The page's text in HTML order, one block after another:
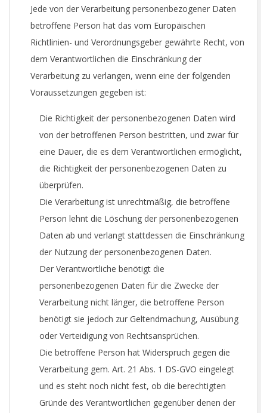
Jede von der Verarbeitung personenbezogener Daten
betroffene Person hat das vom Europäischen
Richtlinien- und Verordnungsgeber gewährte Recht, von
dem Verantwortlichen die Einschränkung der
Verarbeitung zu verlangen, wenn eine der folgenden
Voraussetzungen gegeben ist:
Die Richtigkeit der personenbezogenen Daten wird
von der betroffenen Person bestritten, und zwar für
eine Dauer, die es dem Verantwortlichen ermöglicht,
die Richtigkeit der personenbezogenen Daten zu
überprüfen.
Die Verarbeitung ist unrechtmäßig, die betroffene
Person lehnt die Löschung der personenbezogenen
Daten ab und verlangt stattdessen die Einschränkung
der Nutzung der personenbezogenen Daten.
Der Verantwortliche benötigt die
personenbezogenen Daten für die Zwecke der
Verarbeitung nicht länger, die betroffene Person
benötigt sie jedoch zur Geltendmachung, Ausübung
oder Verteidigung von Rechtsansprüchen.
Die betroffene Person hat Widerspruch gegen die
Verarbeitung gem. Art. 21 Abs. 1 DS-GVO eingelegt
und es steht noch nicht fest, ob die berechtigten
Gründe des Verantwortlichen gegenüber denen der